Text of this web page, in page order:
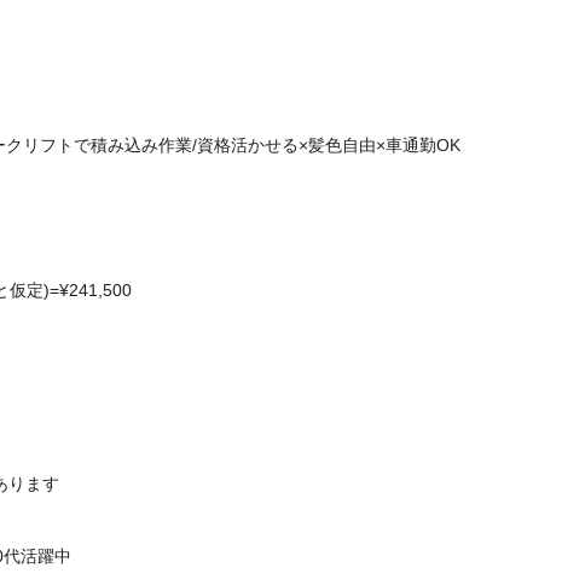
クリフトで積み込み作業/資格活かせる×髪色自由×車通勤OK
仮定)=¥241,500
ります
活躍中